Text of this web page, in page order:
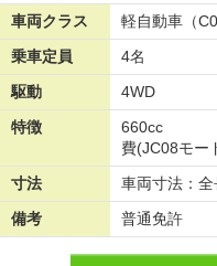
車両クラス
軽自動車（C0
乗車定員
4名
駆動
4WD
特徴
費(JC08モ
寸法
車両寸法：
備考
普通免許